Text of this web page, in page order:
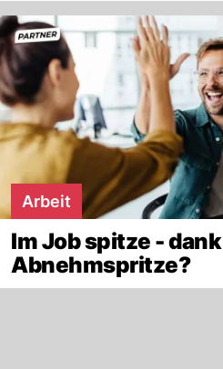
Arbeit
Im Job spitze - dank
Abnehmspritze?